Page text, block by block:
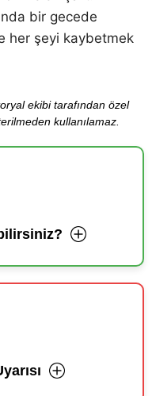
bir gecede
her şeyi kaybetmek
ekibi tarafından özel
kullanılamaz.